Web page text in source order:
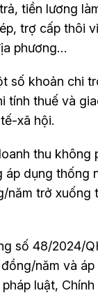
tiền lương
trợ cấp thôi
phương…
số khoản chi
tính thuế và
xã hội.
thu không
áp dụng thống
năm trở xuống
số 48/2024/
năm và
luật, Chính